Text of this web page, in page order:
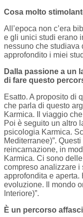
Cosa molto
All’epoca non c’era
e gli unici studi erano
nessuno che studiava
approfondito i miei
Dalla passione a un
di fare questo
Esatto. A proposito di
che parla di questo
Karmica. Il viaggio
Poi è seguito un altro
psicologia Karmica.
Mediterranee)”.
reincarnazione, in
Karmica. Ci sono
compreso analizzare i
approfondita e aperta.
evoluzione. Il mondo
Interiore)”.
È un percorso